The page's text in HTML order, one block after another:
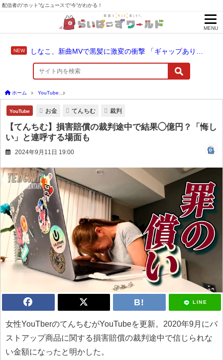
配信者の“ホット”なニュースで“今”がわかる！
MENU
ホーム YouTube
YouTube お金 てんちむ 裁判
【てんちむ】損害賠償の裁判途中で結果◯億円？「悔し
い」と連呼する場面も
2024年9月11日 19:00
LINE
女性YouTberのてんちむがYouTubeを更新。2020年9月にバ
ストアップ商品に関する損害賠償の裁判途中で信じられな
い金額になったと明かした。